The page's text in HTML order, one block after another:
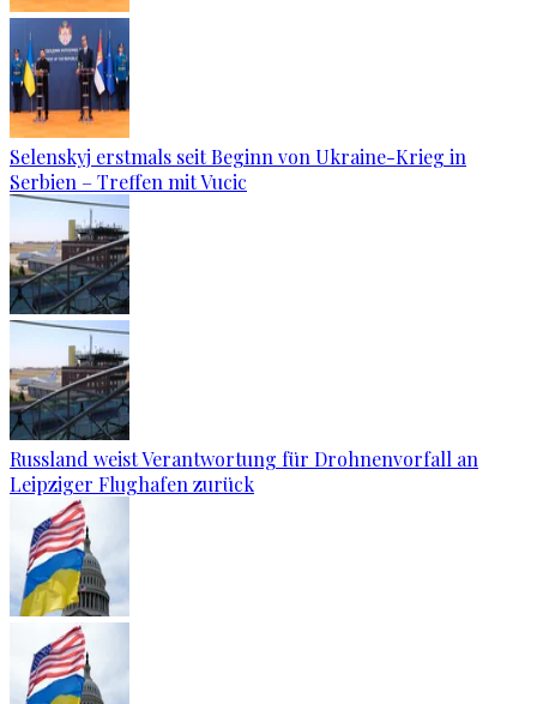
Selenskyj erstmals seit Beginn von Ukraine-Krieg in
Serbien – Treffen mit Vucic
Russland weist Verantwortung für Drohnenvorfall an
Leipziger Flughafen zurück